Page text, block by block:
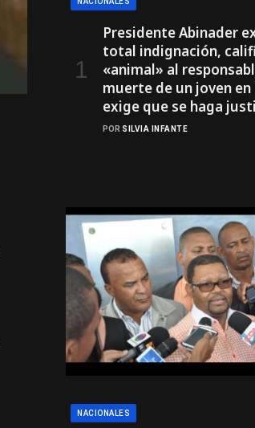
Presidente Abinader
total indignación,
«animal» al
muerte de un joven
exige que se haga
POR SILVIA INFANTE
NACIONALES